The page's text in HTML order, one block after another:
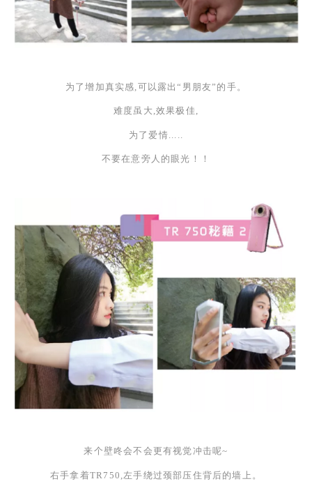
为了增加真实感,可以露出“男朋友”的手。
难度虽大,效果极佳,
为了爱情
不要在意旁人的眼光！！
来个壁咚会不会更有视觉冲击呢~
右手拿着TR750,左手绕过颈部压住背后的墙上。